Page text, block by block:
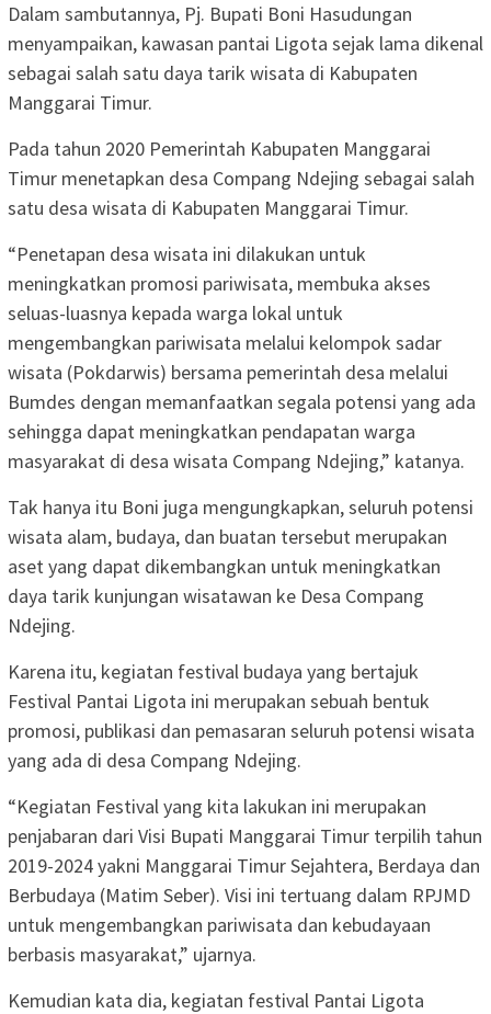
Dalam sambutannya, Pj. Bupati Boni Hasudungan
menyampaikan, kawasan pantai Ligota sejak lama dikenal
sebagai salah satu daya tarik wisata di Kabupaten
Manggarai Timur.
Pada tahun 2020 Pemerintah Kabupaten Manggarai
Timur menetapkan desa Compang Ndejing sebagai salah
satu desa wisata di Kabupaten Manggarai Timur.
“Penetapan desa wisata ini dilakukan untuk
meningkatkan promosi pariwisata, membuka akses
seluas-luasnya kepada warga lokal untuk
mengembangkan pariwisata melalui kelompok sadar
wisata (Pokdarwis) bersama pemerintah desa melalui
Bumdes dengan memanfaatkan segala potensi yang ada
sehingga dapat meningkatkan pendapatan warga
masyarakat di desa wisata Compang Ndejing,” katanya.
Tak hanya itu Boni juga mengungkapkan, seluruh potensi
wisata alam, budaya, dan buatan tersebut merupakan
aset yang dapat dikembangkan untuk meningkatkan
daya tarik kunjungan wisatawan ke Desa Compang
Ndejing.
Karena itu, kegiatan festival budaya yang bertajuk
Festival Pantai Ligota ini merupakan sebuah bentuk
promosi, publikasi dan pemasaran seluruh potensi wisata
yang ada di desa Compang Ndejing.
“Kegiatan Festival yang kita lakukan ini merupakan
penjabaran dari Visi Bupati Manggarai Timur terpilih tahun
2019-2024 yakni Manggarai Timur Sejahtera, Berdaya dan
Berbudaya (Matim Seber). Visi ini tertuang dalam RPJMD
untuk mengembangkan pariwisata dan kebudayaan
berbasis masyarakat,” ujarnya.
Kemudian kata dia, kegiatan festival Pantai Ligota